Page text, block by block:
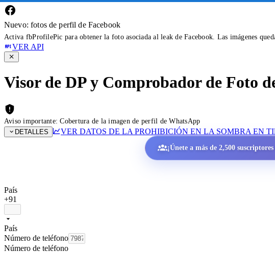
Nuevo: fotos de perfil de Facebook
Activa fbProfilePic para obtener la foto asociada al leak de Facebook. Las imágenes
VER API
Visor de DP y Comprobador de Foto
Aviso importante: Cobertura de la imagen de perfil de WhatsApp
DETALLES
VER DATOS DE LA PROHIBICIÓN EN LA SOMBRA EN
¡Únete a más de 2,500
País
+91
País
Número de teléfono
Número de teléfono